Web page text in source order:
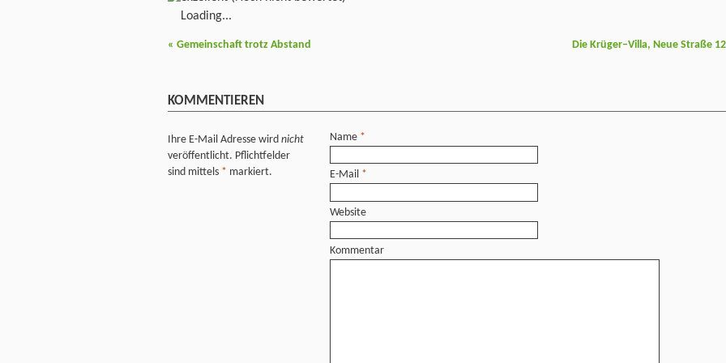
Loading...
« Gemeinschaft trotz Abstand Die Krüger–Villa, Neue Straße
KOMMENTIEREN
Ihre E-Mail Adresse wird nicht
veröffentlicht. Pflichtfelder
sind mittels * markiert.
Name *
E-Mail *
Website
Kommentar